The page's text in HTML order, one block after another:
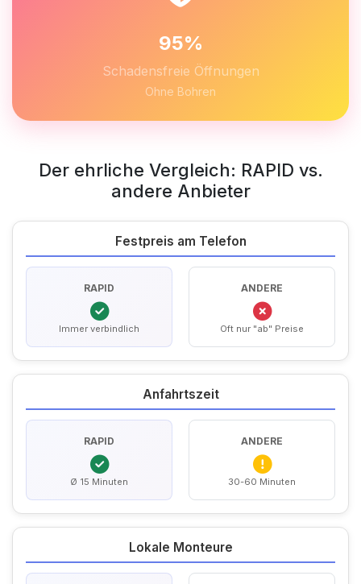
95%
Schadensfreie Öffnungen
Ohne Bohren
Der ehrliche Vergleich: RAPID vs.
andere Anbieter
Festpreis am Telefon
RAPID
Immer verbindlich
ANDERE
Oft nur "ab" Preise
Anfahrtszeit
RAPID
Ø 15 Minuten
ANDERE
30-60 Minuten
Lokale Monteure